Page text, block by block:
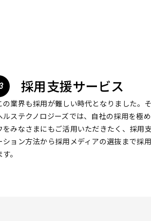
採用支援サービス
の業界も採用が難しい時代となりました。
ルステクノロジーズでは、自社の採用を極
をみなさまにもご活用いただきたく、採用
ション方法から採用メディアの選抜まで採
。